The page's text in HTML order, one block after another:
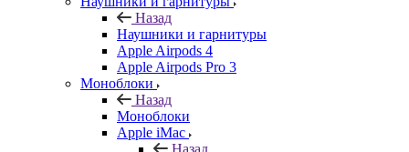
Назад
Наушники и гарнитуры
Apple Airpods 4
Apple Airpods Pro 3
Моноблоки
Назад
Моноблоки
Apple iMac
Назад